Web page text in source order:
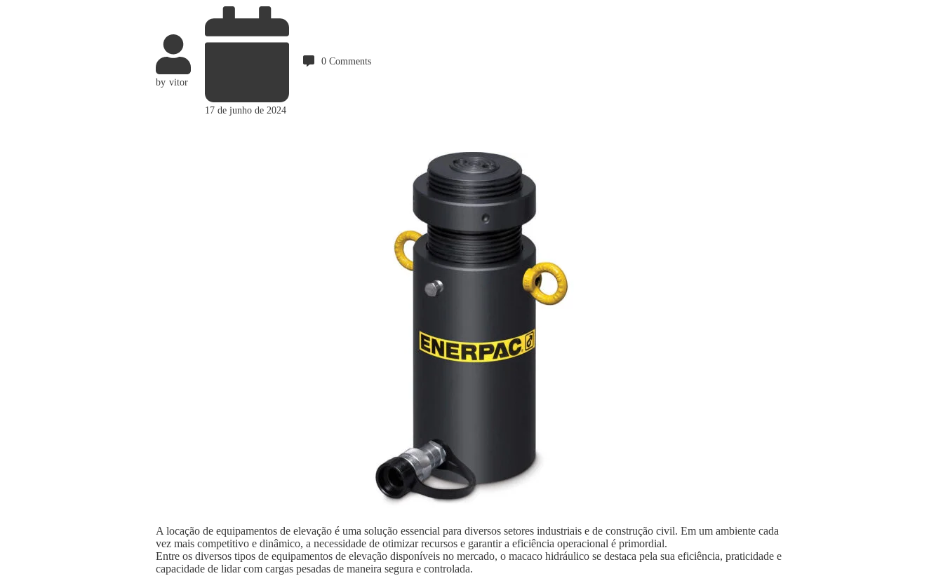
by vitor
17 de junho de 2024
0 Comments
A locação de equipamentos de elevação é uma solução essencial para diversos setores industriais e de construção civil. Em um ambiente cada
vez mais competitivo e dinâmico, a necessidade de otimizar recursos e garantir a eficiência operacional é primordial.
Entre os diversos tipos de equipamentos de elevação disponíveis no mercado, o macaco hidráulico se destaca pela sua eficiência, praticidade e
capacidade de lidar com cargas pesadas de maneira segura e controlada.